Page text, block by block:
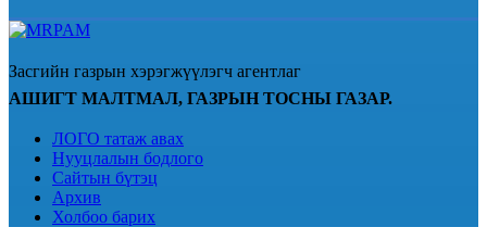
Засгийн газрын хэрэгжүүлэгч агентлаг
АШИГТ МАЛТМАЛ, ГАЗРЫН ТОСНЫ ГАЗАР.
ЛОГО татаж авах
Нууцлалын бодлого
Сайтын бүтэц
Архив
Холбоо барих